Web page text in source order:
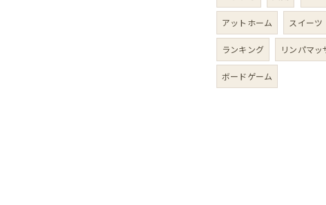
アットホーム スイーツ
ランキング リンパマッ
ボードゲーム